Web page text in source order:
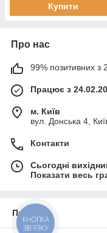
Купити
Про нас
99% позитивних з
Працює з
м. Київ
вул. Донська 4,
Контакти
Сьогодні
Показати весь
Про нас
КНОПКА
ЗВ'ЯЗКУ